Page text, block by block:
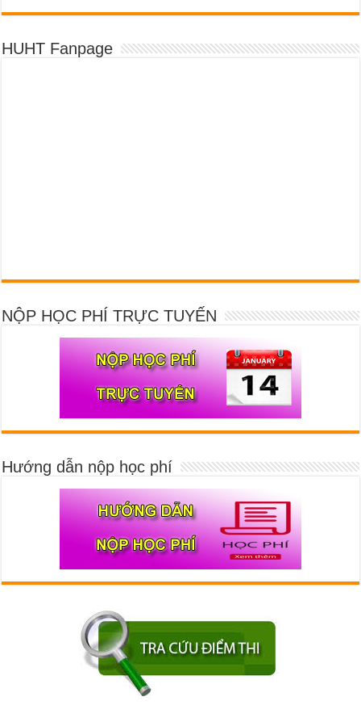
HUHT Fanpage
NỘP HỌC PHÍ TRỰC TUYẾN
Hướng dẫn nộp học phí